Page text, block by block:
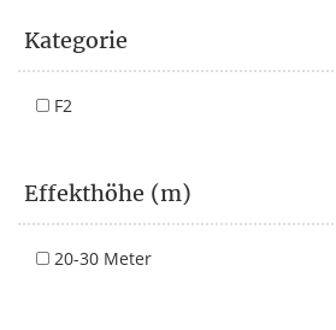
Kategorie
F2
Effekthöhe (m)
20-30 Meter